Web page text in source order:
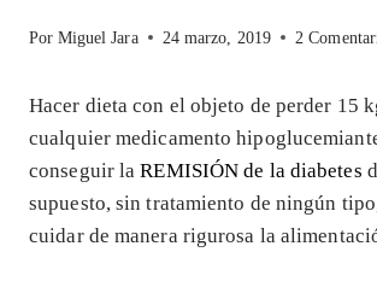
Por Miguel Jara 24 marzo, 2019 2
Hacer dieta con el objeto de perder 15
cualquier medicamento
conseguir laREMISIÓN de la diabetes
supuesto, sin tratamiento de ningún
cuidar de manera rigurosa la